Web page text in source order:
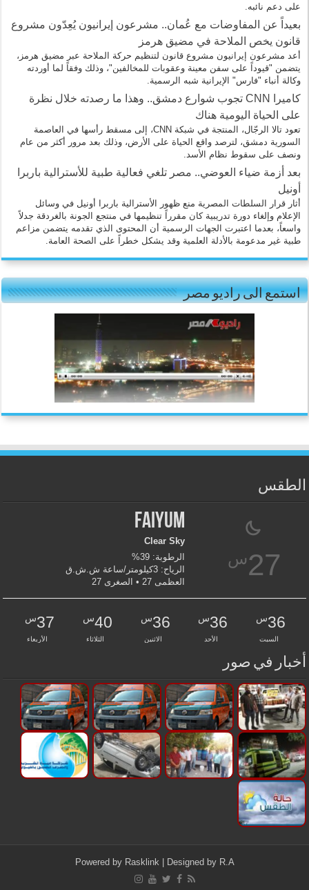
على دعم نائبه.
بعيداً عن المفاوضات مع عُمان.. مشرعون إيرانيون يُعِدّون مشروع
قانون يخص الملاحة في مضيق هرمز
أعد مشرعون إيرانيون مشروع قانون لتنظيم حركة الملاحة عبر مضيق هرمز،
يتضمن "قيوداً على سفن معينة وعقوبات للمخالفين"، وذلك وفقاً لما أوردته
وكالة أنباء "فارس" الإيرانية شبه الرسمية.
كاميرا CNN تجوب شوارع دمشق.. وهذا ما رصدته خلال نظرة
على الحياة اليومية هناك
تعود تالا الرجّال، المنتجة في شبكة CNN، إلى مسقط رأسها في العاصمة
السورية دمشق، لترصد واقع الحياة على الأرض، وذلك بعد مرور أكثر من عام
ونصف على سقوط نظام الأسد.
بعد أزمة ضياء العوضي.. مصر تلغي فعالية طبية للأسترالية باربرا
أونيل
أثار قرار السلطات المصرية منع ظهور الأسترالية باربرا أونيل في وسائل
الإعلام وإلغاء دورة تدريبية كان مقرراً تنظيمها في منتجع الجونة بالغردقة جدلاً
واسعاً، بعدما اعتبرت الجهات الرسمية أن المحتوى الذي تقدمه يتضمن مزاعم
طبية غير مدعومة بالأدلة العلمية وقد يشكل خطراً على الصحة العامة.
استمع الى راديو مصر
الطقس
27س
Faiyum
Clear Sky
الرطوبة: 39%
الرياح: 3كيلومتر/ساعة ش.ش.ق‎
العظمى 27 • الصغرى 27
36س
السبت
36س
الأحد
36س
الاثنين
40س
الثلاثاء
37س
الأربعاء
أخبار في صور
Powered by Rasklink | Designed by R.A